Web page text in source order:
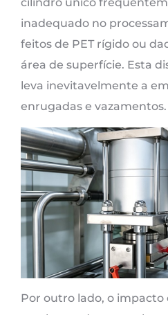
inadequado no
feitos de PET rígido ou
área de superfície. Esta
leva inevitavelmente a
enrugadas e vazamentos.
Por outro lado, o impacto